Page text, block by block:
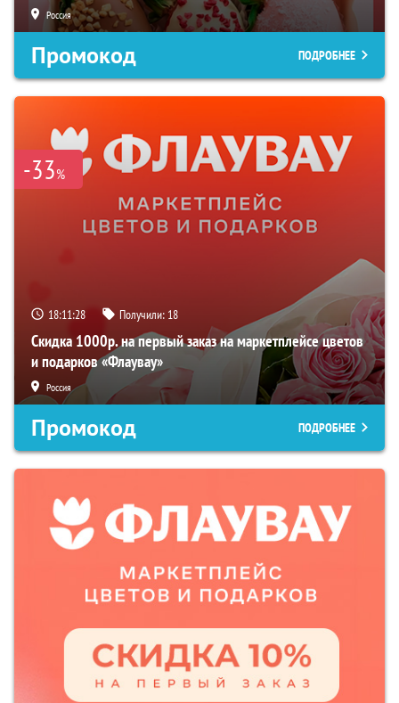
Россия
Промокод ПОДРОБНЕЕ
-33%
18:11:27 Получили: 18
Скидка 1000р. на первый заказ на маркетплейсе цветов
и подарков «Флаувау»
Россия
Промокод ПОДРОБНЕЕ